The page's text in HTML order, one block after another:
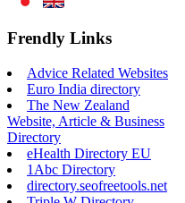
Frendly Links
Advice Related Websites
Euro India directory
The New Zealand
Website, Article & Business
Directory
eHealth Directory EU
1Abc Directory
directory.seofreetools.net